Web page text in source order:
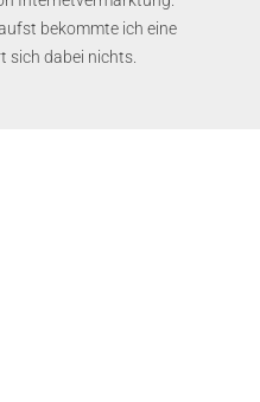
bekommte ich eine
sich dabei nichts.